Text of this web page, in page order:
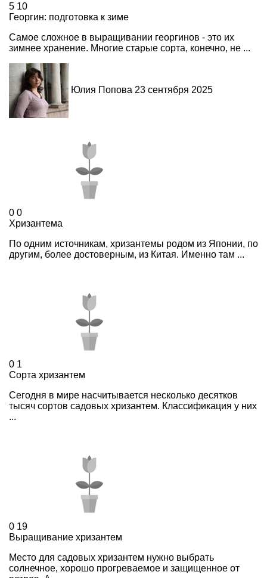
5 10
Георгин: подготовка к зиме
Самое сложное в выращивании георгинов - это их
зимнее хранение. Многие старые сорта, конечно, не ...
Юлия Попова 23 сентября 2025
0 0
Хризантема
По одним источникам, хризантемы родом из Японии, по
другим, более достоверным, из Китая. Именно там ...
0 1
Сорта хризантем
Сегодня в мире насчитывается несколько десятков
тысяч сортов садовых хризантем. Классификация у них
...
0 19
Выращивание хризантем
Место для садовых хризантем нужно выбрать
солнечное, хорошо прогреваемое и защищенное от